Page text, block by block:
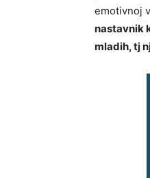
emotivnoj
nastavnik
mladih, tj